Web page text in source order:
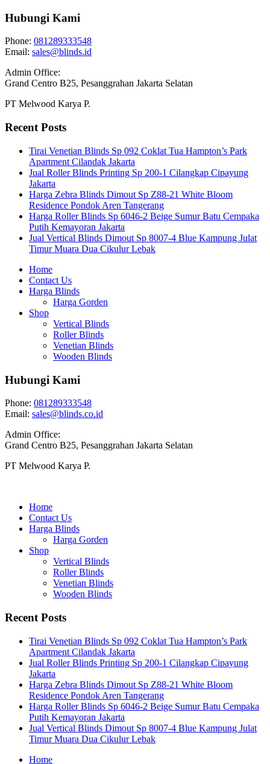
Hubungi Kami
Phone: 081289333548
Email: sales@blinds.id
Admin Office:
Grand Centro B25, Pesanggrahan Jakarta Selatan
PT Melwood Karya P.
Recent Posts
Tirai Venetian Blinds Sp 092 Coklat Tua Hampton’s Park
Apartment Cilandak Jakarta
Jual Roller Blinds Printing Sp 200-1 Cilangkap Cipayung
Jakarta
Harga Zebra Blinds Dimout Sp Z88-21 White Bloom
Residence Pondok Aren Tangerang
Harga Roller Blinds Sp 6046-2 Beige Sumur Batu Cempaka
Putih Kemayoran Jakarta
Jual Vertical Blinds Dimout Sp 8007-4 Blue Kampung Julat
Timur Muara Dua Cikulur Lebak
Home
Contact Us
Harga Blinds
Harga Gorden
Shop
Vertical Blinds
Roller Blinds
Venetian Blinds
Wooden Blinds
Hubungi Kami
Phone: 081289333548
Email: sales@blinds.co.id
Admin Office:
Grand Centro B25, Pesanggrahan Jakarta Selatan
PT Melwood Karya P.
Home
Contact Us
Harga Blinds
Harga Gorden
Shop
Vertical Blinds
Roller Blinds
Venetian Blinds
Wooden Blinds
Recent Posts
Tirai Venetian Blinds Sp 092 Coklat Tua Hampton’s Park
Apartment Cilandak Jakarta
Jual Roller Blinds Printing Sp 200-1 Cilangkap Cipayung
Jakarta
Harga Zebra Blinds Dimout Sp Z88-21 White Bloom
Residence Pondok Aren Tangerang
Harga Roller Blinds Sp 6046-2 Beige Sumur Batu Cempaka
Putih Kemayoran Jakarta
Jual Vertical Blinds Dimout Sp 8007-4 Blue Kampung Julat
Timur Muara Dua Cikulur Lebak
Home